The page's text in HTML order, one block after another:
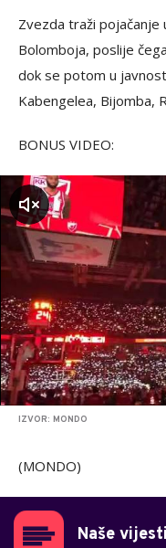
Zvezda traži
Bolomboja, poslije
dok se potom u
Kabengelea, Bijomba,
BONUS VIDEO:
IZVOR: MONDO
(MONDO)
Naše